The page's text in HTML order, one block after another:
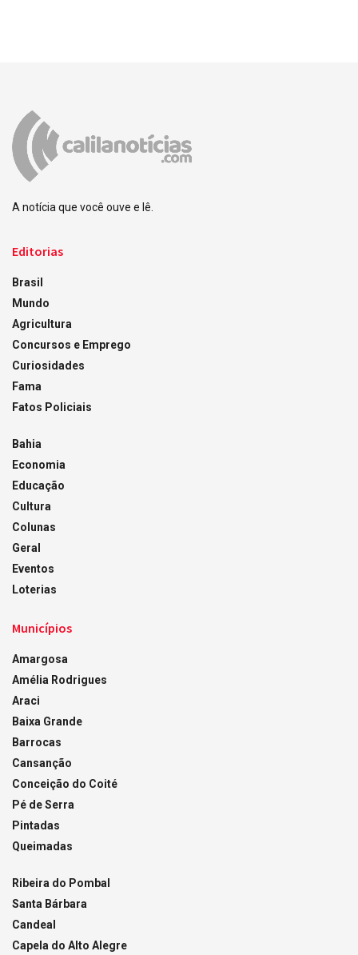
A notícia que você ouve e lê.
Editorias
Brasil
Mundo
Agricultura
Concursos e Emprego
Curiosidades
Fama
Fatos Policiais
Bahia
Economia
Educação
Cultura
Colunas
Geral
Eventos
Loterias
Municípios
Amargosa
Amélia Rodrigues
Araci
Baixa Grande
Barrocas
Cansanção
Conceição do Coité
Pé de Serra
Pintadas
Queimadas
Ribeira do Pombal
Santa Bárbara
Candeal
Capela do Alto Alegre